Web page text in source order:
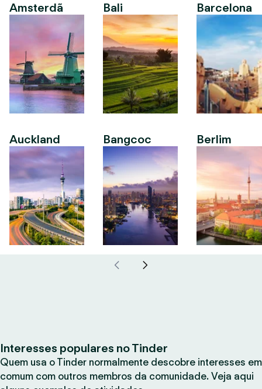
Amsterdã
Auckland
Bali
Bangcoc
Barcelona
Berlim
Interesses populares no Tinder
Quem usa o Tinder normalmente descobre interesses em
comum com outros membros da comunidade. Veja aqui